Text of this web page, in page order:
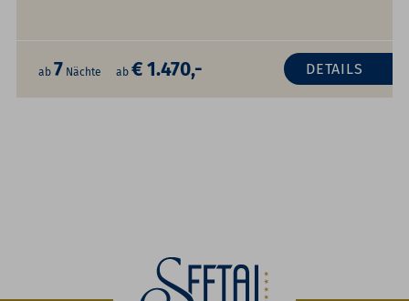
ab 7 Nächte ab € 1.470,- DETAILS